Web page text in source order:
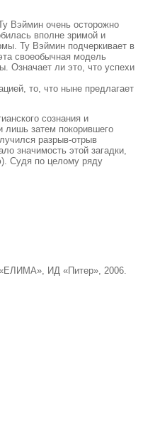
Вэймин очень осторожно
вполне зримой и
Ту Вэймин подчеркивает в
своеобычная модель
Означает ли это, что успехи
то, что ныне предлагает
сознания и
лишь затем покорившего
разрыв-отрыв
значимость этой загадки,
Судя по целому ряду
ИД «Питер», 2006.